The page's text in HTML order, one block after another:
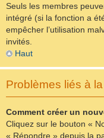
Seuls les membres
intégré (si la fonction a
empêcher l’utilisation
invités.
Haut
Problèmes liés à
Comment créer un
Cliquez sur le bouton «
« Répondre » depuis la